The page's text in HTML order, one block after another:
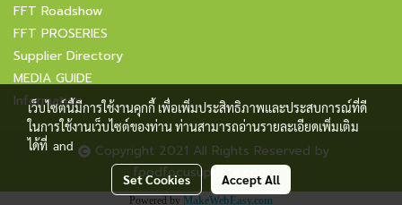
FFT Roadshow
FFT PROSERIES
Supplier Directory
MEDIA GUIDE
Information
Copyright 2021 All Rights Reserved by
foodfocusupdate.com
Powered by MakeWebEasy.com
เว็บไซต์นี้มีการใช้งานคุกกี้ เพื่อเพิ่มประสิทธิภาพและประสบการณ์ที่ดี
ในการใช้งานเว็บไซต์ของท่าน ท่านสามารถอ่านรายละเอียดเพิ่มเติม
ได้ที่ and
Set Cookies Accept All